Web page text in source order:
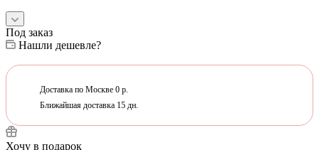
Под заказ
Нашли дешевле?
Доставка по Москве 0 р.
Ближайшая доставка 15 дн.
Хочу в подарок